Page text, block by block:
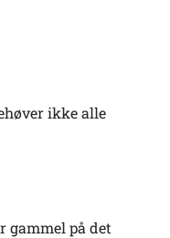
ikke alle
gammel på det